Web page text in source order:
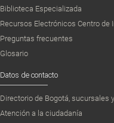
Biblioteca Especializada
Recursos Electrónicos Centro de
Preguntas frecuentes
Glosario
Datos de contacto
Directorio de Bogotá, sucursales
Atención a la ciudadanía